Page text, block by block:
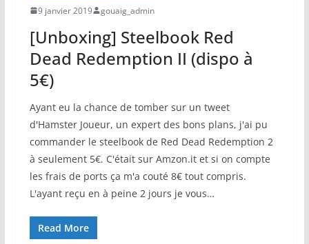
9 janvier 2019 gouaig_admin
[Unboxing] Steelbook Red
Dead Redemption II (dispo à
5€)
Ayant eu la chance de tomber sur un tweet
d'Hamster Joueur, un expert des bons plans, j'ai pu
commander le steelbook de Red Dead Redemption 2
à seulement 5€. C'était sur Amzon.it et si on compte
les frais de ports ça m'a couté 8€ tout compris.
L'ayant reçu en à peine 2 jours je vous…
Read More